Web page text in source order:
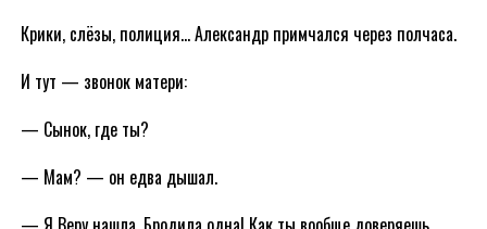
Крики, слёзы, полиция… Александр примчался через полчаса.
И тут — звонок матери:
— Сынок, где ты?
— Мам? — он едва дышал.